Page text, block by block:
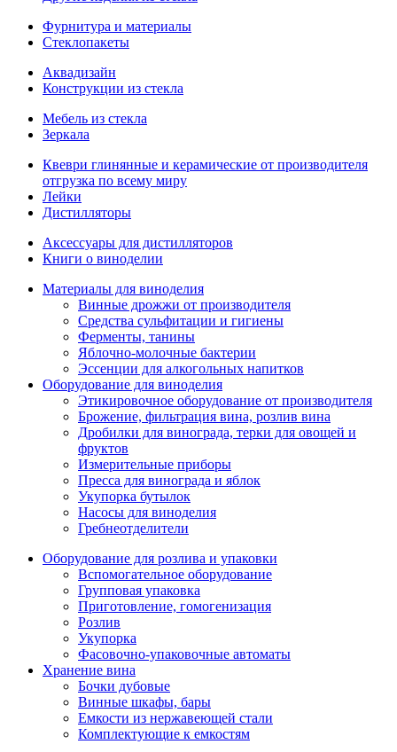
Фурнитура и материалы
Стеклопакеты
Аквадизайн
Конструкции из стекла
Мебель из стекла
Зеркала
Квеври глинянные и керамические от производителя
отгрузка по всему миру
Лейки
Дистилляторы
Аксессуары для дистилляторов
Книги о виноделии
Материалы для виноделия
Винные дрожжи от производителя
Средства сульфитации и гигиены
Ферменты, танины
Яблочно-молочные бактерии
Эссенции для алкогольных напитков
Оборудование для виноделия
Этикировочное оборудование от производителя
Брожение, фильтрация вина, розлив вина
Дробилки для винограда, терки для овощей и
фруктов
Измерительные приборы
Пресса для винограда и яблок
Укупорка бутылок
Насосы для виноделия
Гребнеотделители
Оборудование для розлива и упаковки
Вспомогательное оборудование
Групповая упаковка
Приготовление, гомогенизация
Розлив
Укупорка
Фасовочно-упаковочные автоматы
Хранение вина
Бочки дубовые
Винные шкафы, бары
Емкости из нержавеющей стали
Комплектующие к емкостям